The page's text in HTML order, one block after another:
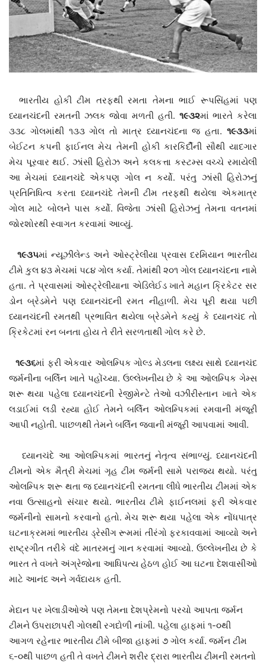
ભારતીય હોકી ટીમ તરફથી રમતા તેમના ભાઈ રૂપસિંહમાં પણ
ધ્યાનચંદની રમતની ઝલક જોવા મળતી હતી. ૧૯૩૨માં ભારતે કરેલા
૩૩૮ ગોલમાંથી ૧૩૩ ગોલ તો માત્ર ધ્યાનચંદના જ હતા. ૧૯૩૩માં
બેઈટન કપની ફાઈનલ મેચ તેમની હોકી કારકિર્દીની સૌથી યાદગાર
મેચ પૂરવાર થઈ. ઝાંસી હિરોઝ અને કલકત્તા કસ્ટમ્સ વચ્ચે રમાયેલી
આ મેચમાં ધ્યાનચંદે એકપણ ગોલ ન કર્યો. પરંતુ ઝાંસી હિરોઝનું
પ્રતિનિધિત્વ કરતા ધ્યાનચંદે તેમની ટીમ તરફથી થયેલા એકમાત્ર
ગોલ માટે બોલને પાસ કર્યો. વિજેતા ઝાંસી હિરોઝનું તેમના વતનમાં
જોરશોરથી સ્વાગત કરવામાં આવ્યું.
૧૯૩૫માં ન્યૂઝીલેન્ડ અને ઓસ્ટ્રેલીયા પ્રવાસ દરમિયાન ભારતીય
ટીમે કુલ ૪૩ મેચમાં ૫૮૪ ગોલ કર્યા. તેમાંથી ૨૦૧ ગોલ ધ્યાનચંદના નામે
હતા. તે પ્રવાસમાં ઓસ્ટ્રેલીયાના એડિલેઈડ ખાતે મહાન ક્રિકેટર સર
ડોન બ્રેડમેને પણ ધ્યાનચંદની રમત નીહાળી. મેચ પૂરી થયા પછી
ધ્યાનચંદની રમતથી પ્રભાવિત થયેલા બ્રેડમેને કહ્યું કે ધ્યાનચંદ તો
ક્રિકેટમાં રન બનતા હોય તે રીતે સરળતાથી ગોલ કરે છે.
૧૯૩૬માં ફરી એકવાર ઓલમ્પિક ગોલ્ડ મેડલના લક્ષ્ય સાથે ધ્યાનચંદ
જર્મનીના બર્લિન ખાતે પહોંચ્યા. ઉલ્લેખનીય છે કે આ ઓલમ્પિક ગેમ્સ
શરૂ થયા પહેલા ધ્યાનચંદની રેજીમેન્ટે તેઓ વઝીરીસ્તાન ખાતે એક
લડાઈમાં લડી રહ્યા હોઈ તેમને બર્લિન ઓલમ્પિકમાં રમવાની મંજૂરી
આપી નહોતી. પાછળથી તેમને બર્લિન જવાની મંજૂરી આપવામાં આવી.
ધ્યાનચંદે આ ઓલમ્પિકમાં ભારતનું નેતૃત્વ સંભાળ્યું. ધ્યાનચંદની
ટીમનો એક મૈત્રી મેચમાં ગૃહ ટીમ જર્મની સામે પરાજય થયો. પરંતુ
ઓલમ્પિક શરૂ થતા જ ધ્યાનચંદની રમતના લીધે ભારતીય ટીમમાં એક
નવા ઉત્સાહનો સંચાર થયો. ભારતીય ટીમે ફાઈનલમાં ફરી એકવાર
જર્મનીનો સામનો કરવાનો હતો. મેચ શરૂ થયા પહેલા એક નોંધપાત્ર
ઘટનાક્રમમાં ભારતીય ડ્રેસીંગ રૂમમાં તીરંગો ફરકાવવામાં આવ્યો અને
રાષ્ટ્રગીત તરીકે વંદે માતરમનું ગાન કરવામાં આવ્યો. ઉલ્લેખનીય છે કે
ભારત તે વખતે અંગ્રેજોના આધિપત્ય હેઠળ હોઈ આ ઘટના દેશવાસીઓ
માટે આનંદ અને ગર્વદાયક હતી.
મેદાન પર ખેલાડીઓએ પણ તેમના દેશપ્રેમનો પરચો આપતા જર્મન
ટીમને ઉપરાછાપરી ગોલથી રગદોળી નાંખી. પહેલા હાફમાં ૧-૦થી
આગળ રહેનાર ભારતીય ટીમે બીજા હાફમાં ૭ ગોલ કર્યા. જર્મન ટીમ
૬-૦થી પાછળ હતી તે વખતે ટીમને શરીર દ્રારા ભારતીય ટીમની રમતનો